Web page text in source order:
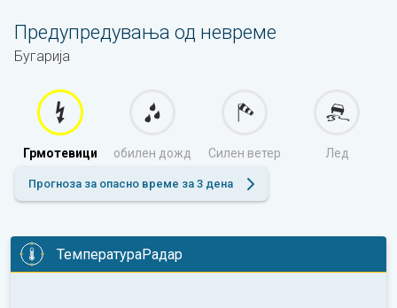
Предупредувања од невреме
Бугарија
Грмотевици обилен дожд Силен ветер Лед
Прогноза за опасно време за 3 дена
ТемператураРадар